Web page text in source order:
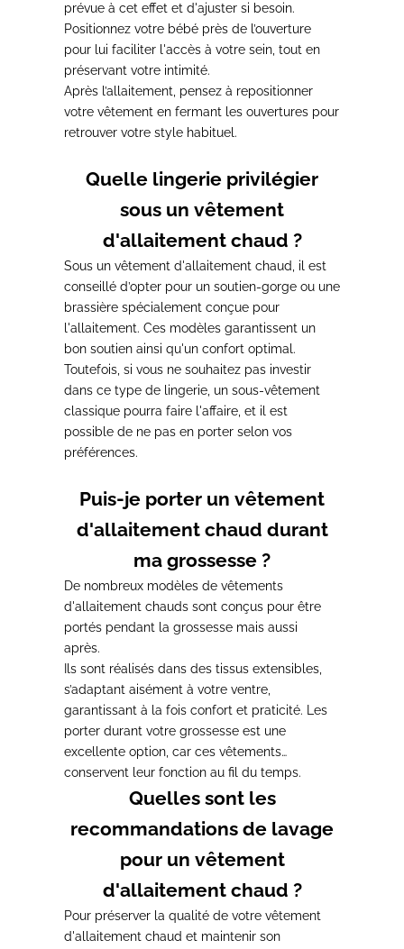
prévue à cet effet et d'ajuster si besoin.
Positionnez votre bébé près de l’ouverture
pour lui faciliter l'accès à votre sein, tout en
préservant votre intimité.
Après l’allaitement, pensez à repositionner
votre vêtement en fermant les ouvertures pour
retrouver votre style habituel.
Quelle lingerie privilégier
sous un vêtement
d'allaitement chaud ?
Sous un vêtement d'allaitement chaud, il est
conseillé d’opter pour un soutien-gorge ou une
brassière spécialement conçue pour
l'allaitement. Ces modèles garantissent un
bon soutien ainsi qu'un confort optimal.
Toutefois, si vous ne souhaitez pas investir
dans ce type de lingerie, un sous-vêtement
classique pourra faire l'affaire, et il est
possible de ne pas en porter selon vos
préférences.
Puis-je porter un vêtement
d'allaitement chaud durant
ma grossesse ?
De nombreux modèles de vêtements
d'allaitement chauds sont conçus pour être
portés pendant la grossesse mais aussi
après.
Ils sont réalisés dans des tissus extensibles,
s’adaptant aisément à votre ventre,
garantissant à la fois confort et praticité. Les
porter durant votre grossesse est une
excellente option, car ces vêtements
conservent leur fonction au fil du temps.
Quelles sont les
recommandations de lavage
pour un vêtement
d'allaitement chaud ?
Pour préserver la qualité de votre vêtement
d'allaitement chaud et maintenir son